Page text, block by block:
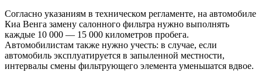
Согласно указаниям в техническом регламенте, на автомобиле
Киа Венга замену салонного фильтра нужно выполнять
каждые 10 000 — 15 000 километров пробега.
Автомобилистам также нужно учесть: в случае, если
автомобиль эксплуатируется в запыленной местности,
интервалы смены фильтрующего элемента уменьшатся вдвое.